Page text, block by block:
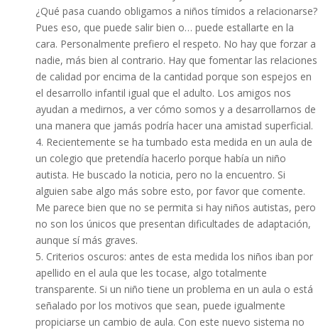
¿Qué pasa cuando obligamos a niños tímidos a relacionarse?
Pues eso, que puede salir bien o… puede estallarte en la
cara. Personalmente prefiero el respeto. No hay que forzar a
nadie, más bien al contrario. Hay que fomentar las relaciones
de calidad por encima de la cantidad porque son espejos en
el desarrollo infantil igual que el adulto. Los amigos nos
ayudan a medirnos, a ver cómo somos y a desarrollarnos de
una manera que jamás podría hacer una amistad superficial.
4. Recientemente se ha tumbado esta medida en un aula de
un colegio que pretendía hacerlo porque había un niño
autista. He buscado la noticia, pero no la encuentro. Si
alguien sabe algo más sobre esto, por favor que comente.
Me parece bien que no se permita si hay niños autistas, pero
no son los únicos que presentan dificultades de adaptación,
aunque sí más graves.
5. Criterios oscuros: antes de esta medida los niños iban por
apellido en el aula que les tocase, algo totalmente
transparente. Si un niño tiene un problema en un aula o está
señalado por los motivos que sean, puede igualmente
propiciarse un cambio de aula. Con este nuevo sistema no